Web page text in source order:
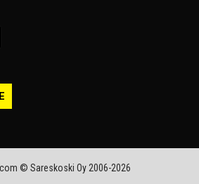
© Sareskoski Oy 2006-2026